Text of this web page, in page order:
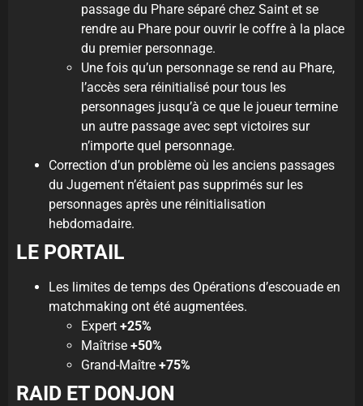
passage du Phare séparé chez Saint et se
rendre au Phare pour ouvrir le coffre à la place
du premier personnage.
Une fois qu’un personnage se rend au Phare,
l’accès sera réinitialisé pour tous les
personnages jusqu’à ce que le joueur termine
un autre passage avec sept victoires sur
n’importe quel personnage.
Correction d’un problème où les anciens passages
du Jugement n’étaient pas supprimés sur les
personnages après une réinitialisation
hebdomadaire.
LE PORTAIL
Les limites de temps des Opérations d’escouade en
matchmaking ont été augmentées.
Expert +25%
Maîtrise +50%
Grand-Maître +75%
RAID ET DONJON